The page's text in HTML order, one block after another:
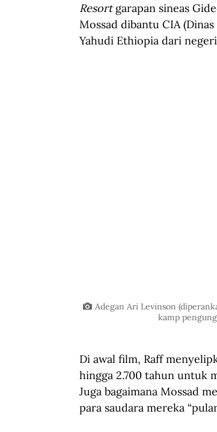
Resort garapan sineas
Mossad dibantu CIA
Yahudi Ethiopia dari
Adegan Ari Levinson
kamp
Di awal film, Raff
hingga 2.700 tahun untuk
Juga bagaimana Mossad
para saudara mereka